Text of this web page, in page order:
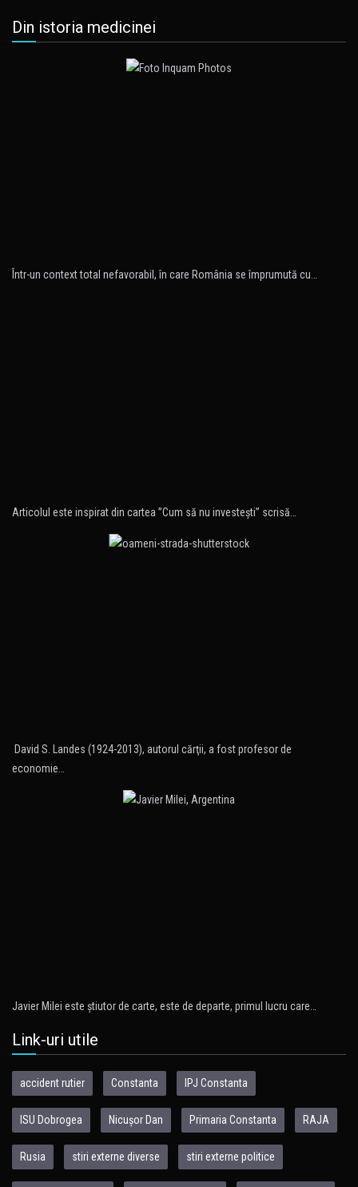
Din istoria medicinei
Într-un context total nefavorabil, în care România se împrumută cu…
Articolul este inspirat din cartea ”Cum să nu investeşti” scrisă…
David S. Landes (1924-2013), autorul cărţii, a fost profesor de
economie…
Javier Milei este ştiutor de carte, este de departe, primul lucru care…
Link-uri utile
accident rutier Constanta IPJ Constanta
ISU Dobrogea Nicușor Dan Primaria Constanta RAJA
Rusia stiri externe diverse stiri externe politice